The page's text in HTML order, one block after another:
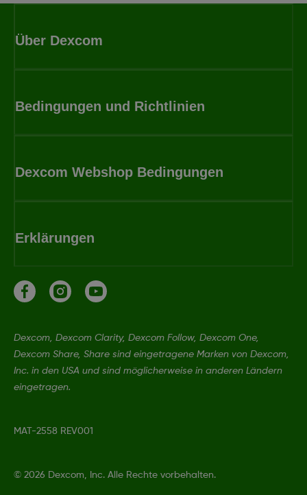
Über Dexcom
Bedingungen und Richtlinien
Dexcom Webshop Bedingungen
Erklärungen
Dexcom, Dexcom Clarity, Dexcom Follow, Dexcom One,
Dexcom Share, Share sind eingetragene Marken von Dexcom,
Inc. in den USA und sind möglicherweise in anderen Ländern
eingetragen.
MAT-2558 REV001
© 2026 Dexcom, Inc. Alle Rechte vorbehalten.